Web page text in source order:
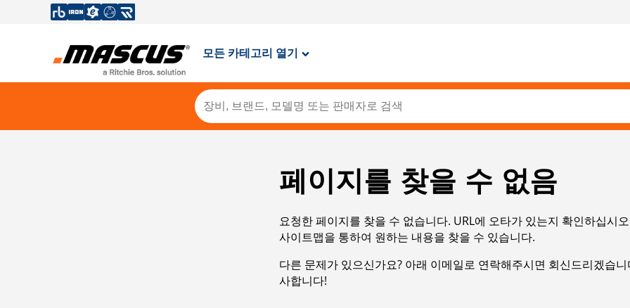
모든 카테고리 열기
페이지를 찾을 수 없음
요청한 페이지를 찾을 수 없습니다. URL에 오타가 있는지 확인하십시
사이트맵을 통하여 원하는 내용을 찾을 수 있습니다.
다른 문제가 있으신가요? 아래 이메일로 연락해주시면 회신드리겠습
사합니다!